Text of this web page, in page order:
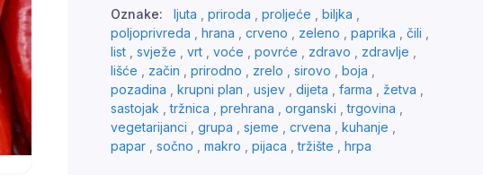
Oznake:
ljuta , priroda , proljeće , biljka ,
poljoprivreda , hrana , crveno , zeleno , paprika , čili ,
list , svježe , vrt , voće , povrće , zdravo , zdravlje ,
lišće , začin , prirodno , zrelo , sirovo , boja ,
pozadina , krupni plan , usjev , dijeta , farma , žetva ,
sastojak ,tržnica , prehrana , organski ,trgovina ,
vegetarijanci , grupa , sjeme , crvena , kuhanje ,
papar , sočno , makro , pijaca ,tržište , hrpa